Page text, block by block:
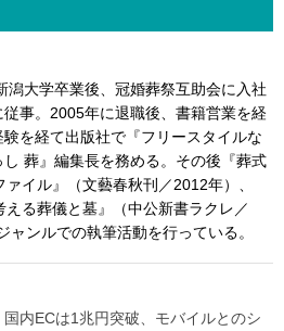
潟大学卒業後、冠婚葬祭互助会に入社
従事。2005年に退職後、書籍営業を経
を経て出版社で『フリースタイルな
し 葬』編集長を務める。その後『葬式
イル』（文藝春秋刊／2012年）、
える葬儀と墓』（中公新書ラクレ／
ンルでの執筆活動を行っている。
内ECは1兆円突破、モバイルとのシ